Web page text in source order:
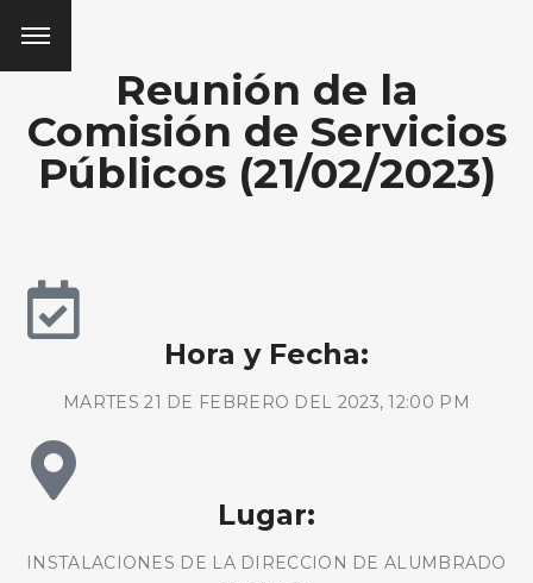
Reunión de la
Comisión de Servicios
Públicos (21/02/2023)
Hora y Fecha:
MARTES 21 DE FEBRERO DEL 2023, 12:00 PM
Lugar:
INSTALACIONES DE LA DIRECCION DE ALUMBRADO